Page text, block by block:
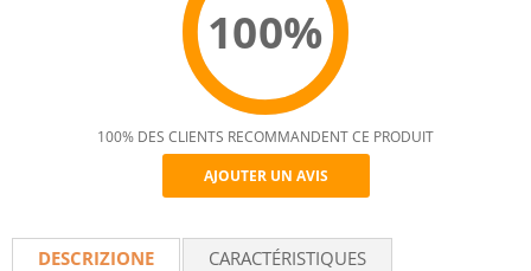
100%
Recommend
100% DES CLIENTS RECOMMANDENT CE PRODUIT
AJOUTER UN AVIS
DESCRIZIONE
CARACTÉRISTIQUES